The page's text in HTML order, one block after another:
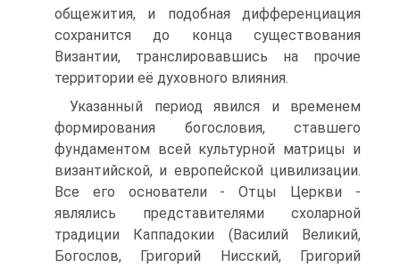
общежития, и подобная дифференциация
сохранится до конца существования
Византии, транслировавшись на прочие
территории её духовно­го влияния.
Указанный период явился и временем
формирования богословия, ставшего
фундаментом всей культурной матрицы и
византийской, и европейской цивили­зации.
Все его основатели - Отцы Церкви -
являлись представителями схоларной
традиции Каппадокии (Василий Великий,
Богослов, Григорий Нисский, Григо­рий